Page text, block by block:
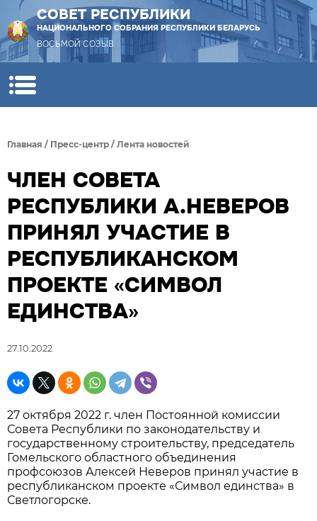
СОВЕТ РЕСПУБЛИКИ
НАЦИОНАЛЬНОГО СОБРАНИЯ РЕСПУБЛИКИ БЕЛАРУСЬ
ВОСЬМОЙ СОЗЫВ
Главная / Пресс-центр / Лента новостей
ЧЛЕН СОВЕТА
РЕСПУБЛИКИ А.НЕВЕРОВ
ПРИНЯЛ УЧАСТИЕ В
РЕСПУБЛИКАНСКОМ
ПРОЕКТЕ «СИМВОЛ
ЕДИНСТВА»
27.10.2022
27 октября 2022 г. член Постоянной комиссии
Совета Республики по законодательству и
государственному строительству, председатель
Гомельского областного объединения
профсоюзов Алексей Неверов принял участие в
республиканском проекте «Символ единства» в
Светлогорске.